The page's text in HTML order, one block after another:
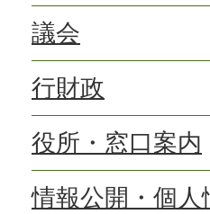
議会
行財政
役所・窓口案内
情報公開・個